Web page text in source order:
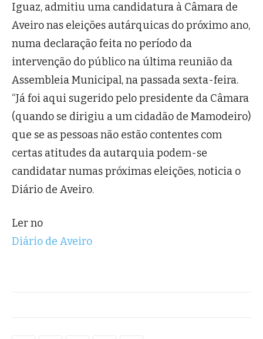
Iguaz, admitiu uma candidatura à Câmara de
Aveiro nas eleições autárquicas do próximo ano,
numa declaração feita no período da
intervenção do público na última reunião da
Assembleia Municipal, na passada sexta-feira.
“Já foi aqui sugerido pelo presidente da Câmara
(quando se dirigiu a um cidadão de Mamodeiro)
que se as pessoas não estão contentes com
certas atitudes da autarquia podem-se
candidatar numas próximas eleições, noticia o
Diário de Aveiro.
Ler no
Diário de Aveiro